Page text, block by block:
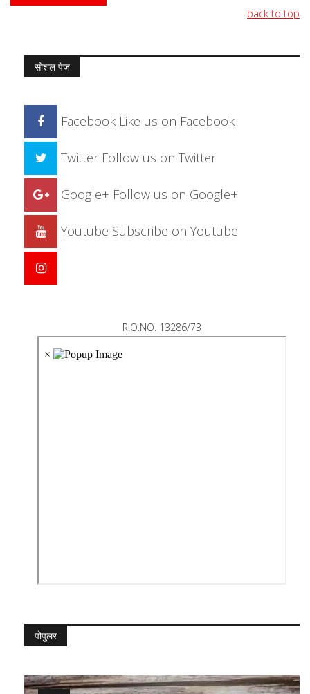
back to top
सोशल पेज
Facebook Like us on Facebook
Twitter Follow us on Twitter
Google+ Follow us on Google+
Youtube Subscribe on Youtube
R.O.NO. 13286/73
पोपुलर